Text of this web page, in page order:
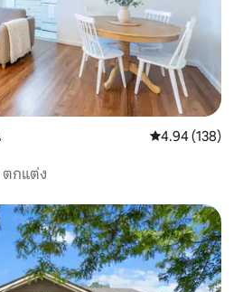
คะแนนเฉลี่ย
4.94 (138)
ตกแต่ง